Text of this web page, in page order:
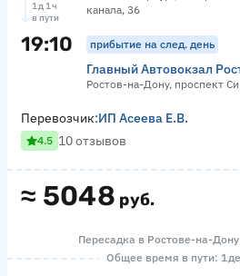
канала, 36
1 д 1 ч
в пути
19:10 прибытие на след. день
Главный Автовокзал
Ростов-на-Дону, проспект
≈ 5048 руб.
Перевозчик:ИП Асеева Е.В.
4.5 10 отзывов
Пересадка в Ростове-на-Дону
Общее время в пути: 1